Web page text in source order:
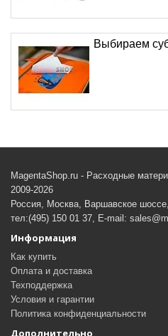
Выбираем
MagentaShop.ru - Расходные
2009-2026
Россия, Москва, Варшавское
тел:(495) 150 01 37, E-mail:
Информация
Как купить
Оплата и доставка
Техподдержка
Условия и гарантии
Политика конфиденциальности
Дополнительно